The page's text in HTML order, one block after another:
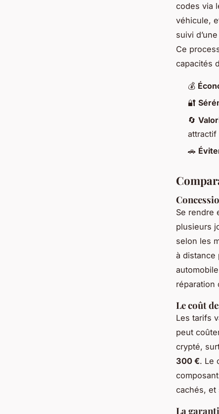
codes via
véhicule,
suivi d’une
Ce
capacités
💰
🔐
🔄
attractif
🚗
Se rendre
plusieurs
selon les
à distance
réparation
Le coût
Les tarifs
peut
crypté,
300 €. Le
cachés, et
La